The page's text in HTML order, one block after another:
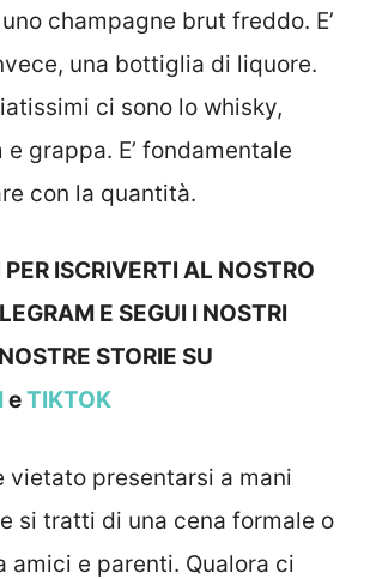
champagne brut freddo. E’
una bottiglia di liquore.
ci sono lo whisky,
grappa. E’ fondamentale
con la quantità.
PER ISCRIVERTI AL NOSTRO
E SEGUI I NOSTRI
STORIE SU
eTIKTOK
vietato presentarsi a mani
si tratti di una cena formale o
amici e parenti. Qualora ci